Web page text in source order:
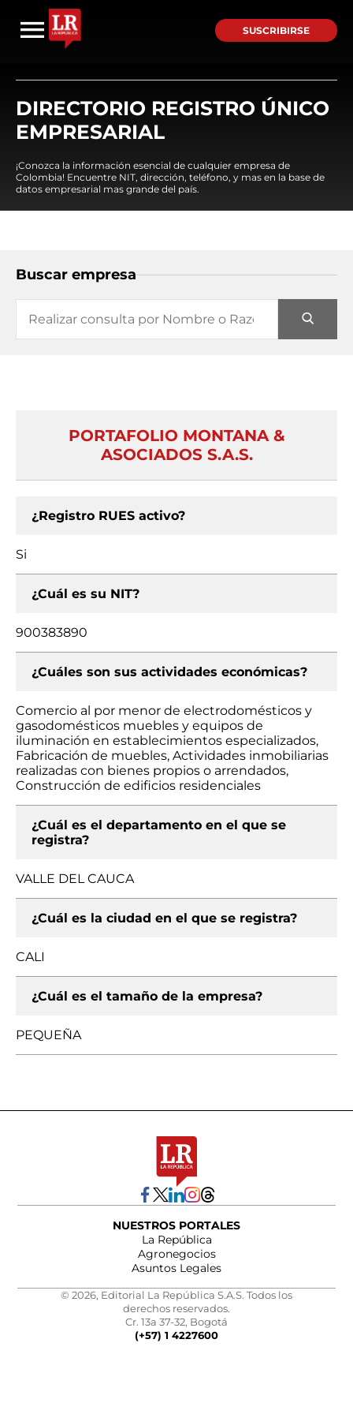
SUSCRIBIRSE
DIRECTORIO REGISTRO ÚNICO
EMPRESARIAL
¡Conozca la información esencial de cualquier empresa de
Colombia! Encuentre NIT, dirección, teléfono, y mas en la base de
datos empresarial mas grande del país.
Buscar empresa
PORTAFOLIO MONTANA &
ASOCIADOS S.A.S.
¿Registro RUES activo?
Si
¿Cuál es su NIT?
900383890
¿Cuáles son sus actividades económicas?
Comercio al por menor de electrodomésticos y
gasodomésticos muebles y equipos de
iluminación en establecimientos especializados,
Fabricación de muebles, Actividades inmobiliarias
realizadas con bienes propios o arrendados,
Construcción de edificios residenciales
¿Cuál es el departamento en el que se
registra?
VALLE DEL CAUCA
¿Cuál es la ciudad en el que se registra?
CALI
¿Cuál es el tamaño de la empresa?
PEQUEÑA
NUESTROS PORTALES
La República
Agronegocios
Asuntos Legales
© 2026, Editorial La República S.A.S. Todos los
derechos reservados.
Cr. 13a 37-32, Bogotá
(+57) 1 4227600